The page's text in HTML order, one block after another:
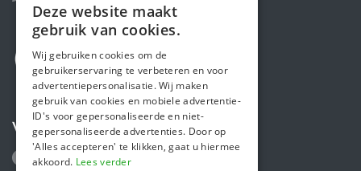
Volg ons
ENGLISH
Deze website maakt
gebruik van cookies.
Wij gebruiken cookies om de
gebruikerservaring te verbeteren en voor
advertentiepersonalisatie. Wij maken
gebruik van cookies en mobiele advertentie-
ID's voor gepersonaliseerde en niet-
gepersonaliseerde advertenties. Door op
'Alles accepteren' te klikken, gaat u hiermee
akkoord. Lees verder